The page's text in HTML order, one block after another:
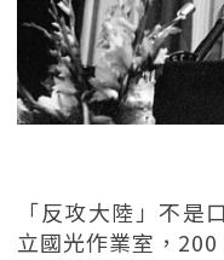
「反攻大陸」不是
立國光作業室，